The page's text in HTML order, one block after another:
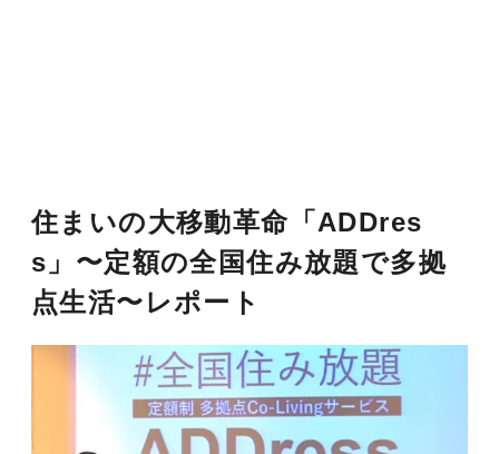
住まいの大移動革命「ADDres
s」〜定額の全国住み放題で多拠
点生活〜レポート